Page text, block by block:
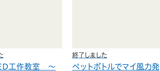
工作教室 〜
終了しました
ペットボトルでマイ風力発